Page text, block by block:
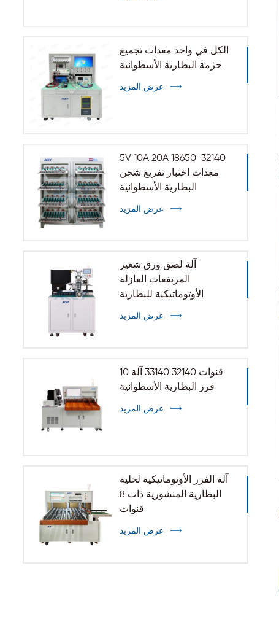
الكل في واحد معدات تجميع
حزمة البطارية الأسطوانية
عرض المزيد
5V 10A 20A 18650-32140
معدات اختبار تفريغ شحن
البطارية الأسطوانية
عرض المزيد
آلة لصق ورق شعير
المرتفعات العازلة
الأوتوماتيكية للبطارية
عرض المزيد
10 قنوات 32140 33140 آلة
فرز البطارية الأسطوانية
عرض المزيد
آلة الفرز الأوتوماتيكية لخلية
البطارية المنشورية ذات 8
قنوات
عرض المزيد